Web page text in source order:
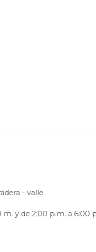
- valle
m. y de 2:00 p.m. a 6:00